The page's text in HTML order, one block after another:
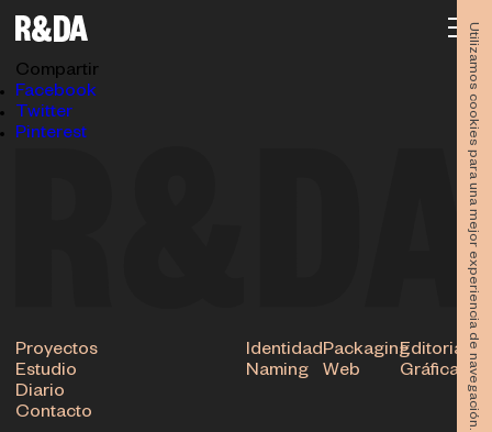
Utilizamos cookies para una mejor experiencia de navegación.
27.08.2025
Compartir
Facebook
Twitter
Pinterest
Proyectos
Estudio
Diario
Contacto
IdentidadPackagingEditorial
Naming
Web Gráfica